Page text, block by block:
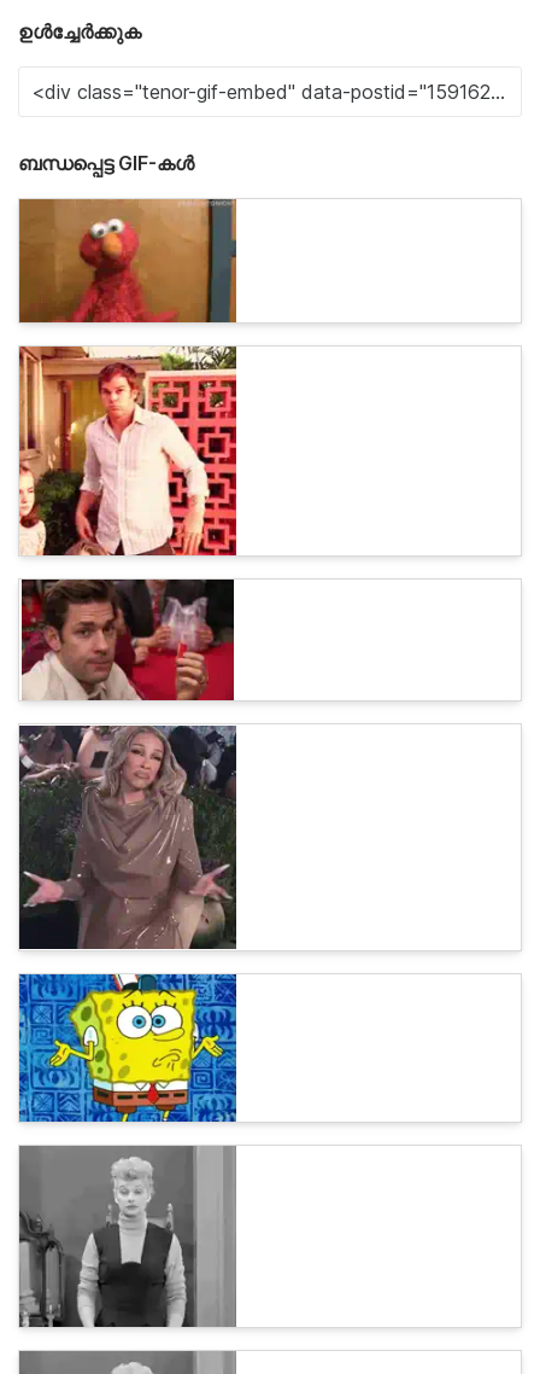
ഉൾച്ചേർക്കുക
ബന്ധപ്പെട്ട GIF-കൾ